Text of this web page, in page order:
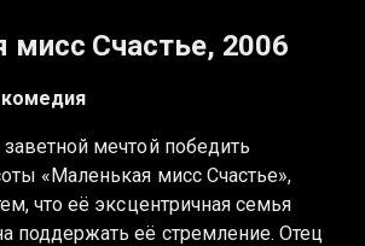
мисс Счастье, 2006
мечтой победить
«Маленькая мисс Счастье»,
что её эксцентричная семья
поддержать её стремление. Отец